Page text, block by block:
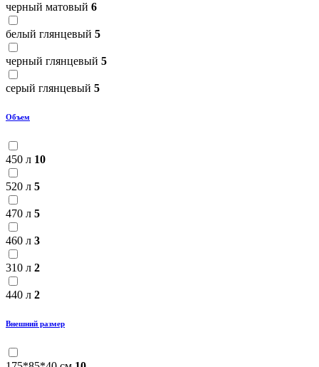
черный матовый 6
белый глянцевый 5
черный глянцевый 5
серый глянцевый 5
Объем
450 л 10
520 л 5
470 л 5
460 л 3
310 л 2
440 л 2
Внешний размер